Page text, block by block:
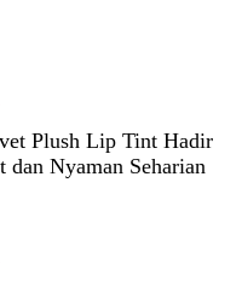
Plush Lip Tint Hadir
dan Nyaman Seharian